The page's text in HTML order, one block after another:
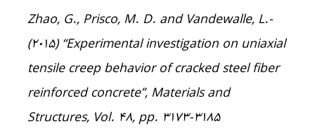
-Zhao, G., Prisco, M. D. and Vandewalle, L.
(2015) “Experimental investigation on uniaxial
tensile creep behavior of cracked steel fiber
reinforced concrete”, Materials and
Structures, Vol. 48, pp. 3173-3185